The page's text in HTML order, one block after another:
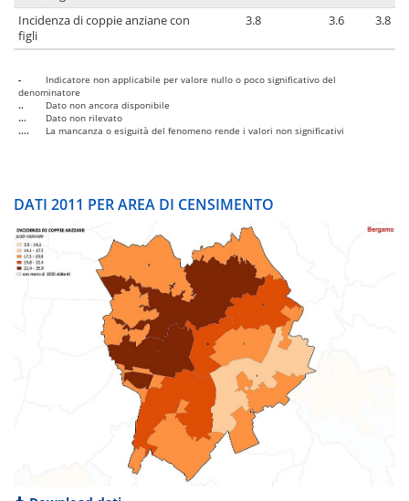
Incidenza di coppie anziane con
figli
3.8 3.6 3.8
-
Indicatore non applicabile per valore nullo o poco significativo del
denominatore
..
Dato non ancora disponibile
...
Dato non rilevato
....
La mancanza o esiguità del fenomeno rende i valori non significativi
DATI 2011 PER AREA DI CENSIMENTO